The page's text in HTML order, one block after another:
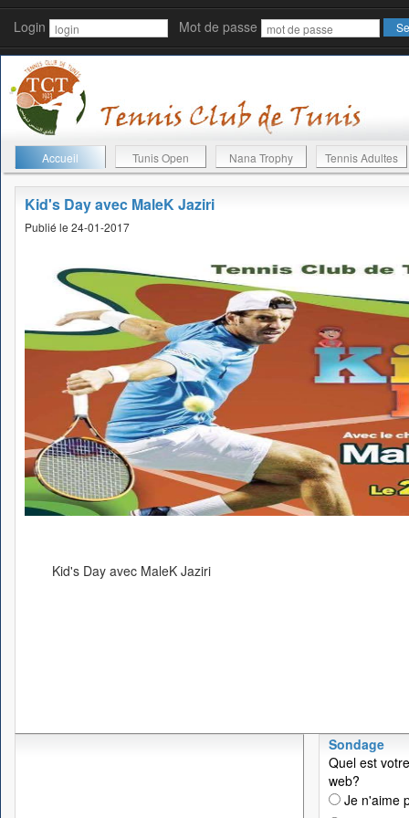
Login Mot de passe
Accueil Tunis Open Nana Trophy Tennis Adultes
Kid's Day avec MaleK Jaziri
Publié le 24-01-2017
Kid's Day avec MaleK Jaziri
Sondage
Quel est
web?
Je n'aime